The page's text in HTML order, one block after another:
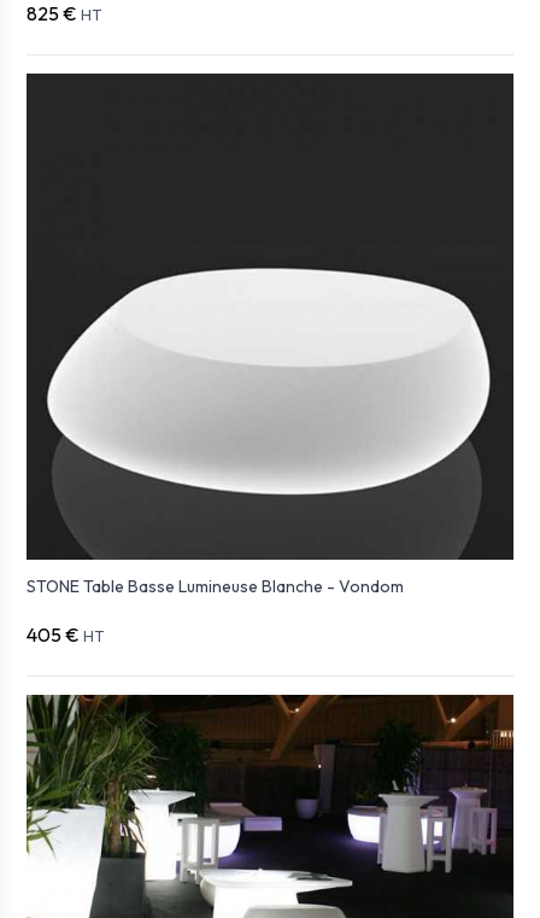
825 € HT
STONE Table Basse Lumineuse Blanche - Vondom
405 € HT